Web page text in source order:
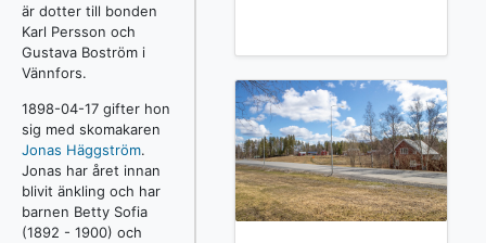
är dotter till bonden
Karl Persson och
Gustava Boström i
Vännfors.
1898-04-17 gifter hon
sig med skomakaren
Jonas Häggström.
Jonas har året innan
blivit änkling och har
barnen Betty Sofia
(1892 - 1900) och